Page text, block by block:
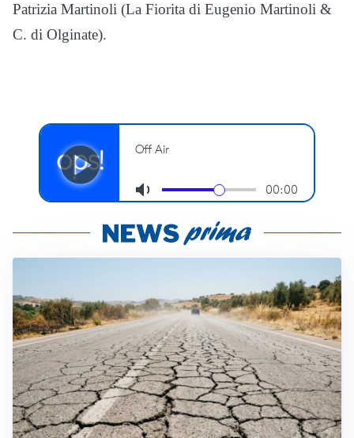
Patrizia Martinoli (La Fiorita di Eugenio Martinoli &
C. di Olginate).